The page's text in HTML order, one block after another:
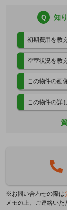
Q 知
初期費用を教
空室状況を教
この物件の画
この物件の詳
※お問い合わせの際は
メモの上、ご連絡いた